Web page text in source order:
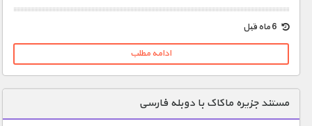
ادامه مطلب
مستند جزیره ماکاک با دوبله فارسی